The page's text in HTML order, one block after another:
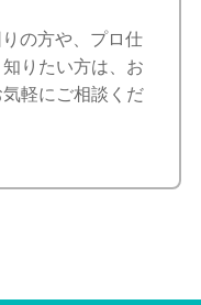
の方や、プロ仕
りたい方は、お
軽にご相談くだ